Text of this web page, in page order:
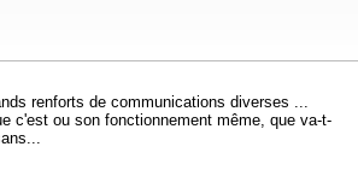
renforts de communications diverses ...
c'est ou son fonctionnement même, que va-t-